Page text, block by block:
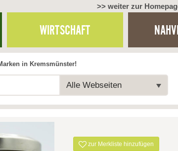
>> weiter zur
WIRTSCHAFT
Alle Webseiten
in Kremsmünster!
zur Merkliste hinzufügen